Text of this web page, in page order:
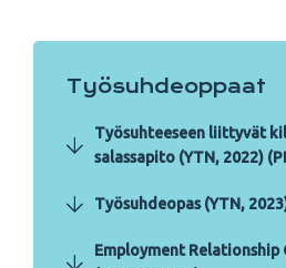
Työsuhdeoppaat
Työsuhteeseen liittyvät
salassapito (YTN, 2022)
Työsuhdeopas (YTN,
Employment Relationship